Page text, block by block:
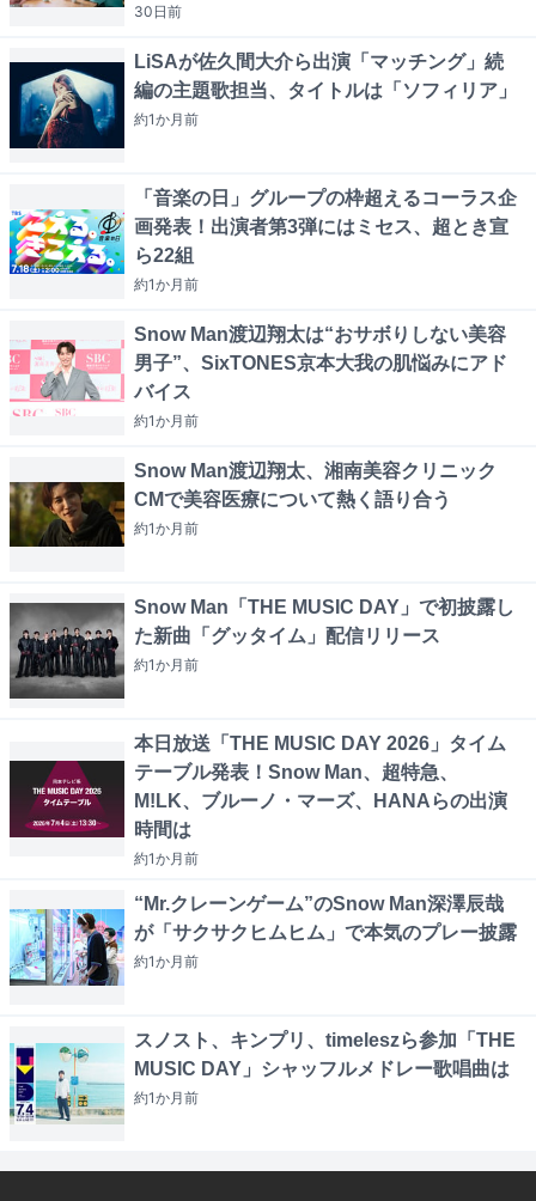
30日前
LiSAが佐久間大介ら出演「マッチング」続
編の主題歌担当、タイトルは「ソフィリア」
約1か月前
「音楽の日」グループの枠超えるコーラス企
画発表！出演者第3弾にはミセス、超とき宣
ら22組
約1か月前
Snow Man渡辺翔太は“おサボりしない美容
男子”、SixTONES京本大我の肌悩みにアド
バイス
約1か月前
Snow Man渡辺翔太、湘南美容クリニック
CMで美容医療について熱く語り合う
約1か月前
Snow Man「THE MUSIC DAY」で初披露し
た新曲「グッタイム」配信リリース
約1か月前
本日放送「THE MUSIC DAY 2026」タイム
テーブル発表！Snow Man、超特急、
M!LK、ブルーノ・マーズ、HANAらの出演
時間は
約1か月前
“Mr.クレーンゲーム”のSnow Man深澤辰哉
が「サクサクヒムヒム」で本気のプレー披露
約1か月前
スノスト、キンプリ、timeleszら参加「THE
MUSIC DAY」シャッフルメドレー歌唱曲は
約1か月前